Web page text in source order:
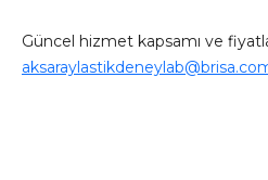
Güncel hizmet kapsamı ve